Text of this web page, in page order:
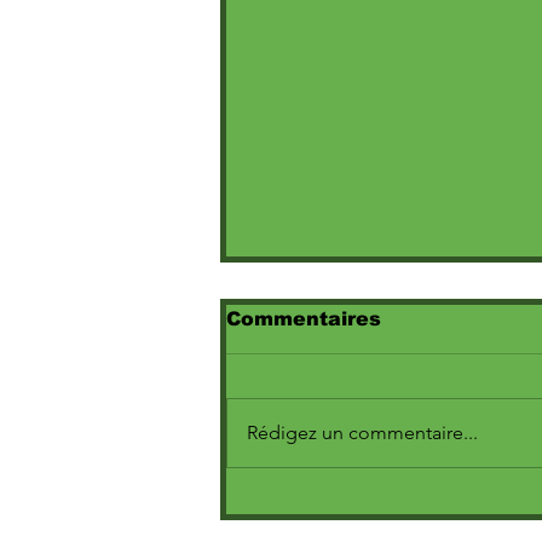
poignant de « Escroc »,
Commentaires
Rédigez un commentaire...